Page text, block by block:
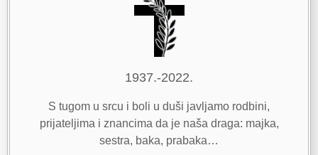
1937.-2022.
S tugom u srcu i boli u duši javljamo rodbini,
prijateljima i znancima da je naša draga: majka,
sestra, baka, prabaka…